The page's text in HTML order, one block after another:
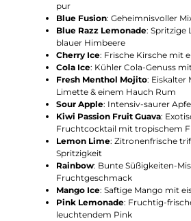
pur
Blue Fusion: Geheimnisvoller
Blue Razz Lemonade: Spritzige
blauer Himbeere
Cherry Ice: Frische Kirsche mit
Cola Ice: Kühler Cola-Genuss
Fresh Menthol Mojito: Eiskalter
Limette & einem Hauch Rum
Sour Apple: Intensiv-saurer
Kiwi Passion Fruit Guava:
Fruchtcocktail mit tropischem
Lemon Lime: Zitronenfrische
Spritzigkeit
Rainbow: Bunte Süßigkeiten-
Fruchtgeschmack
Mango Ice: Saftige Mango mit
Pink Lemonade: Fruchtig-
leuchtendem Pink